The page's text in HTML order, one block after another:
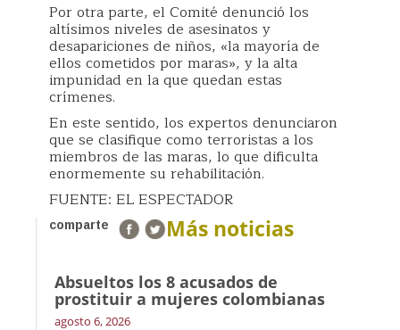
Por otra parte, el Comité denunció los
altísimos niveles de asesinatos y
desapariciones de niños, «la mayoría de
ellos cometidos por maras», y la alta
impunidad en la que quedan estas
crímenes.
En este sentido, los expertos denunciaron
que se clasifique como terroristas a los
miembros de las maras, lo que dificulta
enormemente su rehabilitación.
FUENTE: EL ESPECTADOR
comparte Más noticias
Absueltos los 8 acusados de
prostituir a mujeres colombianas
agosto 6, 2026